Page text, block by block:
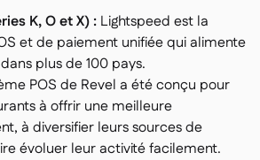
K, O et X) : Lightspeed est la
et de paiement unifiée qui alimente
plus de 100 pays.
POS de Revel a été conçu pour
à offrir une meilleure
à diversifier leurs sources de
évoluer leur activité facilement.